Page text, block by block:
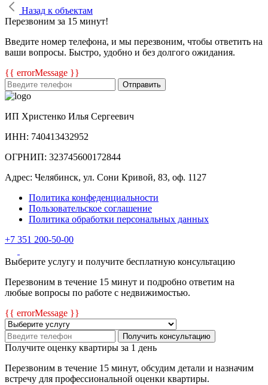
Назад к объектам
Перезвоним за 15 минут!
Введите номер телефона, и мы перезвоним, чтобы ответить на
ваши вопросы. Быстро, удобно и без долгого ожидания.
{{ errorMessage }}
Отправить
ИП Христенко Илья Сергеевич
ИНН: 740413432952
ОГРНИП: 323745600172844
Адрес: Челябинск, ул. Сони Кривой, 83, оф. 1127
Политика конфеденциальности
Пользовательское соглашение
Политика обработки персональных данных
+7 351 200-50-00
Выберите услугу и получите бесплатную консультацию
Перезвоним в течение 15 минут и подробно ответим на
любые вопросы по работе с недвижимостью.
{{ errorMessage }}
Получить консультацию
Получите оценку квартиры за 1 день
Перезвоним в течение 15 минут, обсудим детали и назначим
встречу для профессиональной оценки квартиры.